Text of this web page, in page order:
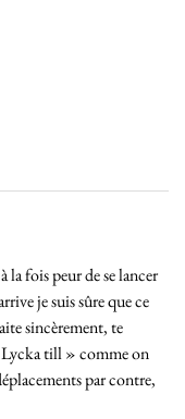
fois peur de se lancer
je suis sûre que ce
sincèrement, te
till » comme on
par contre,